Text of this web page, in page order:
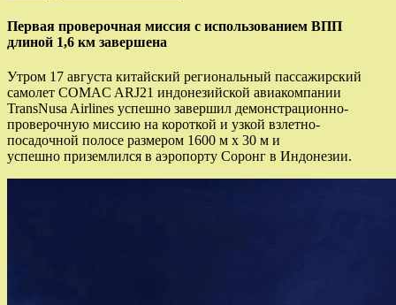
Первая проверочная миссия с использованием ВПП
длиной 1,6 км завершена
Утром 17 августа китайский региональный пассажирский
самолет COMAC ARJ21 индонезийской авиакомпании
TransNusa Airlines успешно завершил демонстрационно-
проверочную миссию на короткой и узкой взлетно-
посадочной полосе размером 1600 м x 30 м и
успешно приземлился в аэропорту Соронг в Индонезии.